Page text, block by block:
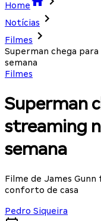
Home
Notícias
Filmes
Superman chega
semana
Filmes
Superman
streaming
semana
Filme de James
conforto de casa
Pedro Siqueira